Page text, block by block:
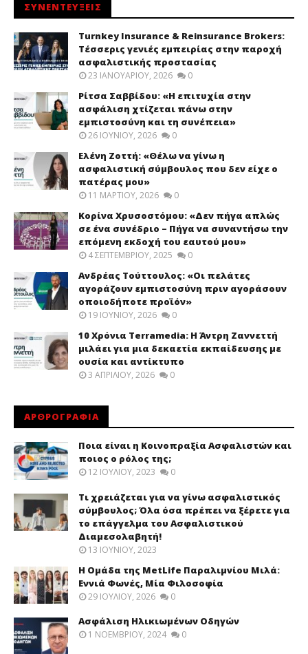
ΣΥΝΕΝΤΕΥΞΕΙΣ
Turnkey Insurance & Reinsurance Brokers:
Τέσσερις γενιές εμπειρίας στην παροχή
ασφαλιστικής προστασίας
23 ΙΑΝΟΥΑΡΊΟΥ, 2026 0
Ρίτσα Σαββίδου: «Η επιτυχία στην
ασφάλιση χτίζεται πάνω στην
εμπιστοσύνη και τη συνέπεια»
26 ΙΟΥΝΊΟΥ, 2026 0
Ελένη Ζοττή: «Θέλω να γίνω η
ασφαλιστική σύμβουλος που δεν είχε ο
πατέρας μου»
11 ΜΑΡΤΊΟΥ, 2026 0
Κορίνα Χρυσοστόμου: «Δεν πήγα απλώς
σε ένα συνέδριο – Πήγα να συναντήσω την
επόμενη εκδοχή του εαυτού μου»
4 ΣΕΠΤΕΜΒΡΊΟΥ, 2025 0
Ανδρέας Τούττουλος: «Οι πελάτες
αγοράζουν εμπιστοσύνη πριν αγοράσουν
οποιοδήποτε προϊόν»
19 ΙΟΥΝΊΟΥ, 2026 0
10 Χρόνια Terramedia: Η Άντρη Ζαννεττή
μιλάει για μια δεκαετία εκπαίδευσης με
ουσία και αντίκτυπο
3 ΑΠΡΙΛΊΟΥ, 2026 0
ΑΡΘΡΟΓΡΑΦΙΑ
Ποια είναι η Κοινοπραξία Ασφαλιστών και
ποιος ο ρόλος της;
12 ΙΟΥΛΊΟΥ, 2023 0
Τι χρειάζεται για να γίνω ασφαλιστικός
σύμβουλος; Όλα όσα πρέπει να ξέρετε για
το επάγγελμα του Ασφαλιστικού
Διαμεσολαβητή!
13 ΙΟΥΝΊΟΥ, 2023
Η Ομάδα της MetLife Παραλιμνίου Μιλά:
Εννιά Φωνές, Μία Φιλοσοφία
29 ΙΟΥΛΊΟΥ, 2026 0
Ασφάλιση Ηλικιωμένων Οδηγών
1 ΝΟΕΜΒΡΊΟΥ, 2024 0